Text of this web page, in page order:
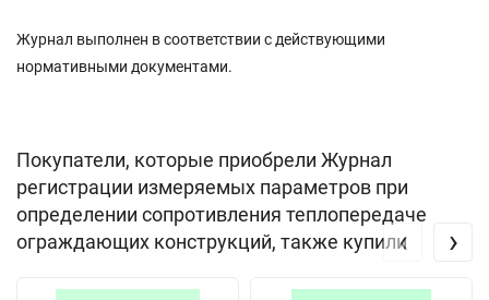
Журнал выполнен в соответствии с действующими
нормативными документами.
Покупатели, которые приобрели Журнал
регистрации измеряемых параметров при
определении сопротивления теплопередаче
ограждающих конструкций, также купили
‹ ›